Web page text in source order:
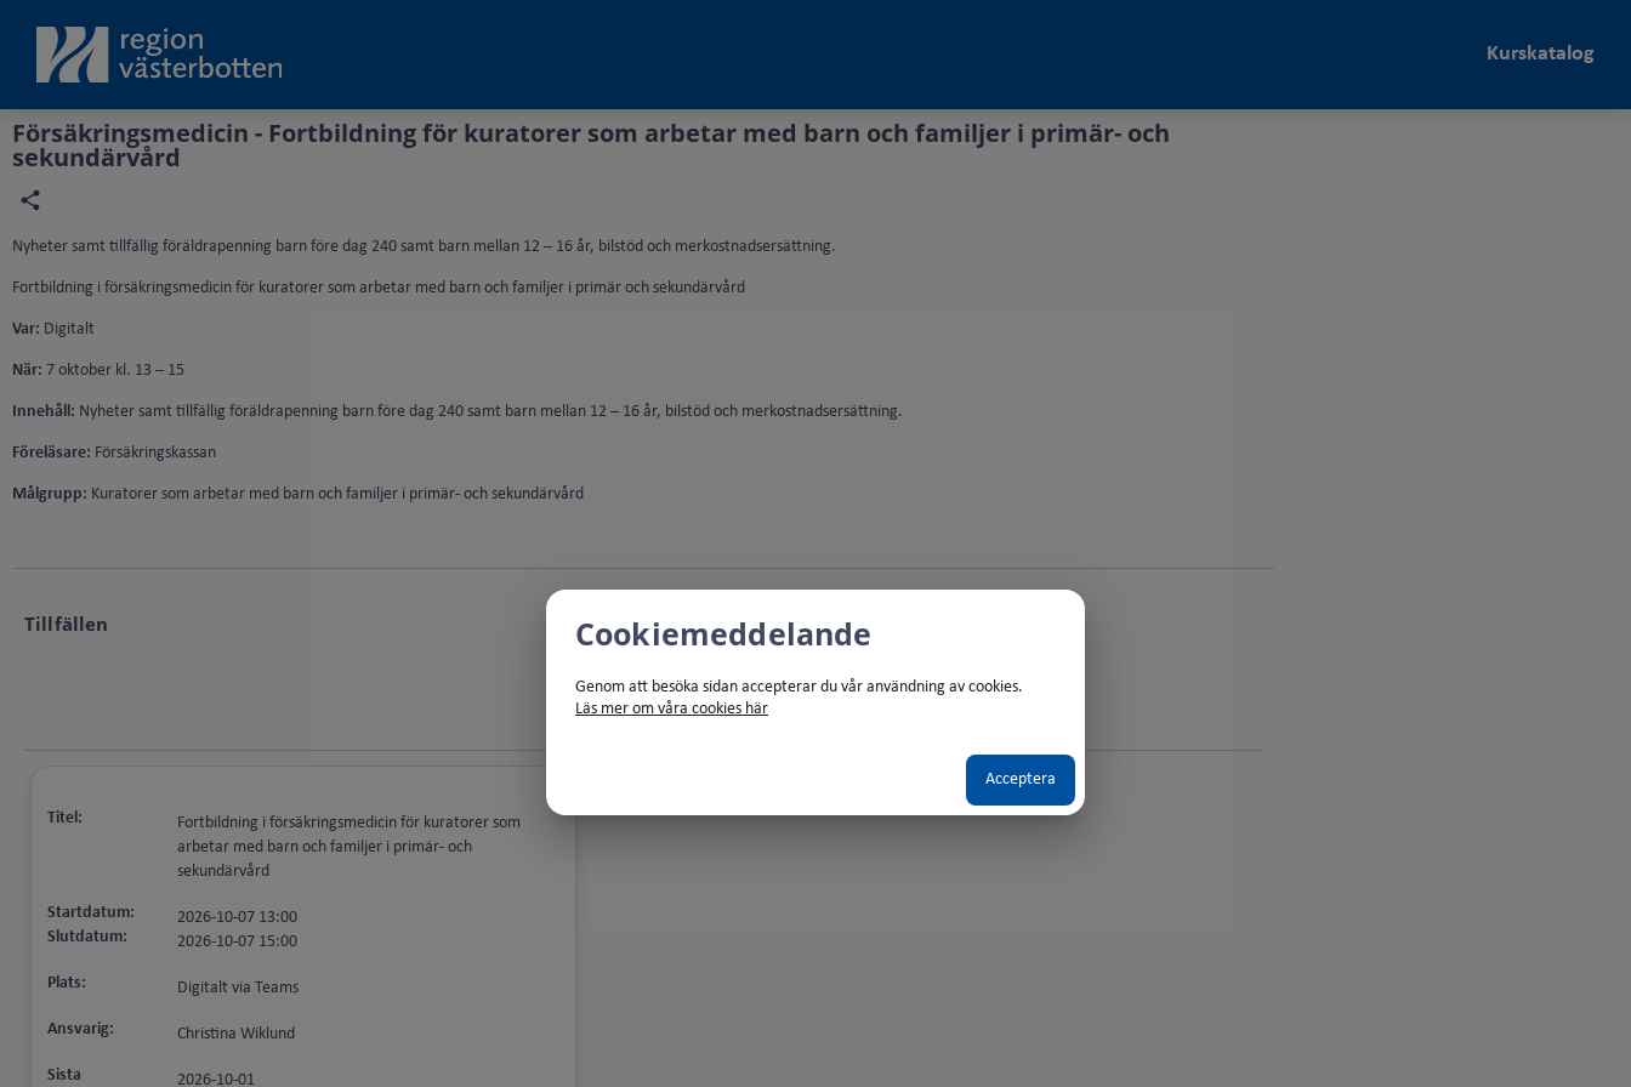
Portal
Kurskatalog
Försäkringsmedicin - Fortbildning för kuratorer som arbetar med barn och familjer i primär- och
sekundärvård
Nyheter samt tillfällig föräldrapenning barn före dag 240 samt barn mellan 12 – 16 år, bilstöd och merkostnadsersättning.
Fortbildning i försäkringsmedicin för kuratorer som arbetar med barn och familjer i primär och sekundärvård
Var: Digitalt
När: 7 oktober kl. 13 – 15
Innehåll: Nyheter samt tillfällig föräldrapenning barn före dag 240 samt barn mellan 12 – 16 år, bilstöd och merkostnadsersättning.
Föreläsare: Försäkringskassan
Målgrupp: Kuratorer som arbetar med barn och familjer i primär- och sekundärvård
Tillfällen
Titel:
Fortbildning i försäkringsmedicin för kuratorer som
arbetar med barn och familjer i primär- och
sekundärvård
Startdatum:
Slutdatum:
2026-10-07 13:00
2026-10-07 15:00
Plats: Digitalt via Teams
Ansvarig: Christina Wiklund
Sista 2026-10-01
Cookiemeddelande
Genom att besöka sidan accepterar du vår användning av cookies.
Läs mer om våra cookies här
Acceptera